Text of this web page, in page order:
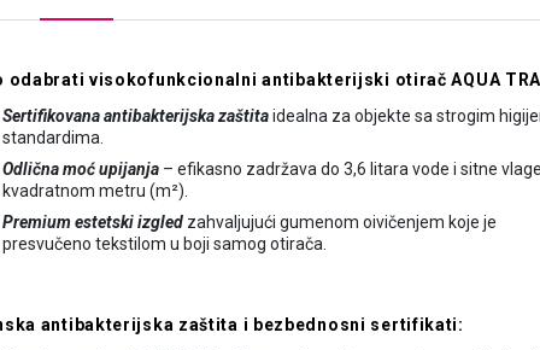
odabrati visokofunkcionalni antibakterijski otirač AQUA
Sertifikovana antibakterijska zaštitaidealna za objekte sa strogim
standardima.
Odlična moć upijanja– efikasno zadržava do 3,6 litara vode i sitne
kvadratnom metru (m²).
Premium estetski izgledzahvaljujući gumenom oivičenjem koje je
presvučeno tekstilom u boji samog otirača.
antibakterijska zaštita i bezbednosni sertifikati: